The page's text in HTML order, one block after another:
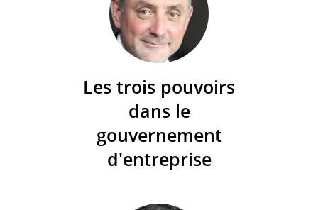
Les trois pouvoirs
dans le
gouvernement
d'entreprise